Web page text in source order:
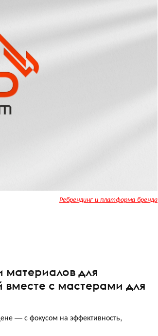
Ребрендинг и платформа бренда
материалов для
вместе с мастерами для
— с фокусом на эффективность,